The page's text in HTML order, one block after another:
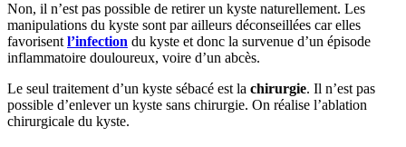
Non, il n’est pas possible de retirer un kyste naturellement. Les
manipulations du kyste sont par ailleurs déconseillées car elles
favorisent l’infection du kyste et donc la survenue d’un épisode
inflammatoire douloureux, voire d’un abcès.
Le seul traitement d’un kyste sébacé est la chirurgie. Il n’est pas
possible d’enlever un kyste sans chirurgie. On réalise l’ablation
chirurgicale du kyste.